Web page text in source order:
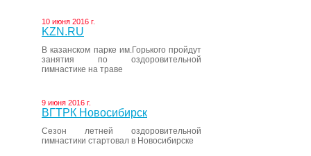
10 июня 2016 г.
KZN.RU
В казанском парке им.Горького пройдут
занятия по оздоровительной
гимнастике на траве
9 июня 2016 г.
ВГТРК Новосибирск
Сезон летней оздоровительной
гимнастики стартовал в Новосибирске